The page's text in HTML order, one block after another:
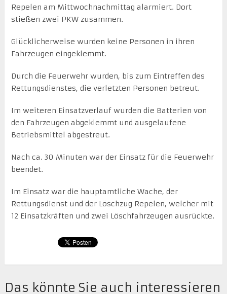
Repelen am Mittwochnachmittag alarmiert. Dort
stießen zwei PKW zusammen.
Glücklicherweise wurden keine Personen in ihren
Fahrzeugen eingeklemmt.
Durch die Feuerwehr wurden, bis zum Eintreffen des
Rettungsdienstes, die verletzten Personen betreut.
Im weiteren Einsatzverlauf wurden die Batterien von
den Fahrzeugen abgeklemmt und ausgelaufene
Betriebsmittel abgestreut.
Nach ca. 30 Minuten war der Einsatz für die Feuerwehr
beendet.
Im Einsatz war die hauptamtliche Wache, der
Rettungsdienst und der Löschzug Repelen, welcher mit
12 Einsatzkräften und zwei Löschfahrzeugen ausrückte.
Das könnte Sie auch interessieren